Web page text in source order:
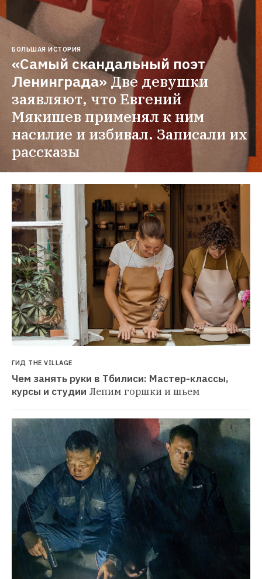
БОЛЬШАЯ ИСТОРИЯ
«Самый скандальный поэт
Ленинграда»Две девушки
заявляют, что Евгений
Мякишев применял к ним
насилие и избивал. Записали их
рассказы
ГИД THE VILLAGE
Чем занять руки в Тбилиси: Мастер-классы,
курсы и студии Лепим горшки и шьем